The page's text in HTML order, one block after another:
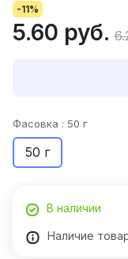
-11%
5.60 руб.
Фасовка : 50 г
50 г
В наличии
Наличие